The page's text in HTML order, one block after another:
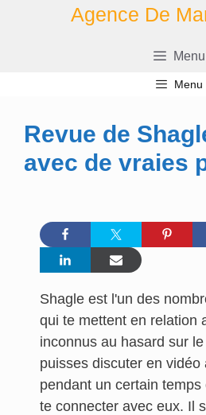
Agence De
Menu
Menu
Revue de
avec de vraies
Shagle est l'un des
qui te mettent en relation
inconnus au hasard sur
puisses discuter en vidéo
pendant un certain
te connecter avec eux. Il